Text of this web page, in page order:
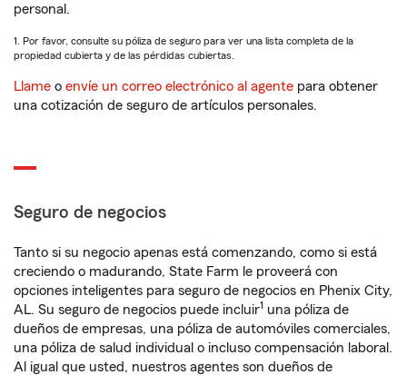
personal.
1. Por favor, consulte su póliza de seguro para ver una lista completa de la
propiedad cubierta y de las pérdidas cubiertas.
Llame o envíe un correo electrónico al agente para obtener
una cotización de seguro de artículos personales.
Seguro de negocios
Tanto si su negocio apenas está comenzando, como si está
creciendo o madurando, State Farm le proveerá con
opciones inteligentes para seguro de negocios en Phenix City,
AL. Su seguro de negocios puede incluir1 una póliza de
dueños de empresas, una póliza de automóviles comerciales,
una póliza de salud individual o incluso compensación laboral.
Al igual que usted, nuestros agentes son dueños de